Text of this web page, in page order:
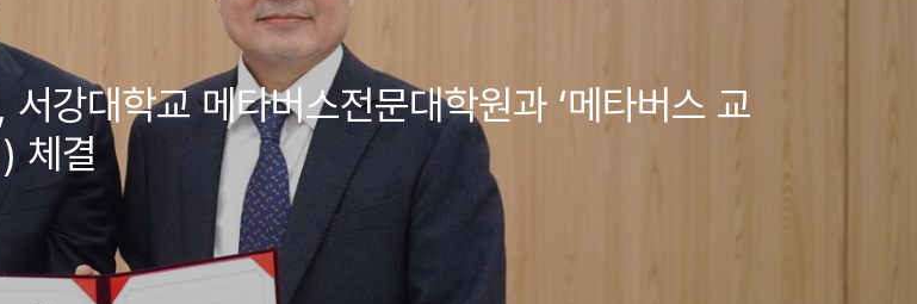
강대학교 메타버스전문대학원과 ‘메타버스 교
체결